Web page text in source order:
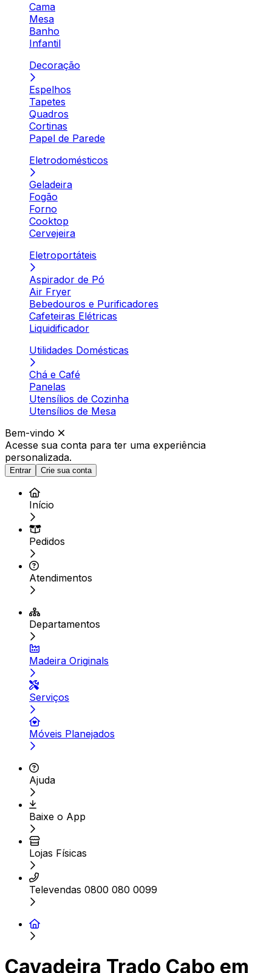
Cama
Mesa
Banho
Infantil
Decoração
Espelhos
Tapetes
Quadros
Cortinas
Papel de Parede
Eletrodomésticos
Geladeira
Fogão
Forno
Cooktop
Cervejeira
Eletroportáteis
Aspirador de Pó
Air Fryer
Bebedouros e Purificadores
Cafeteiras Elétricas
Liquidificador
Utilidades Domésticas
Chá e Café
Panelas
Utensílios de Cozinha
Utensílios de Mesa
Bem-vindo
Acesse sua conta para ter uma experiência
personalizada.
Entrar Crie sua conta
Início
Pedidos
Atendimentos
Departamentos
Madeira Originals
Serviços
Móveis Planejados
Ajuda
Baixe o App
Lojas Físicas
Televendas 0800 080 0099
Cavadeira Trado Cabo em